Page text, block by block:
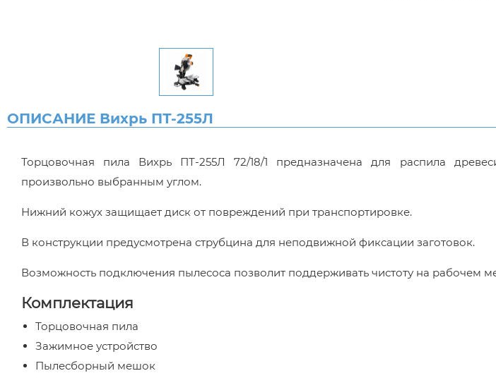
ОПИСАНИЕ Вихрь ПТ-255Л
Торцовочная пила Вихрь ПТ-255Л 72/18/1 предназначена для распила
произвольно выбранным углом.
Нижний кожух защищает диск от повреждений при транспортировке.
В конструкции предусмотрена струбцина для неподвижной фиксации заготовок.
Возможность подключения пылесоса позволит поддерживать чистоту на рабочем
Комплектация
Торцовочная пила
Зажимное устройство
Пылесборный мешок